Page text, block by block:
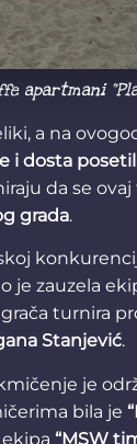
apartmani
a na
i dosta
da se
grada.
je zauzela
turnira
Stanjević.
je
bila je
“MSW